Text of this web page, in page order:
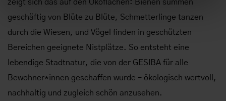
zeigt sich das auf den Ökoflächen: Bienen summen
geschäftig von Blüte zu Blüte, Schmetterlinge tanzen
durch die Wiesen, und Vögel finden in geschützten
Bereichen geeignete Nistplätze. So entsteht eine
lebendige Stadtnatur, die von der GESIBA für alle
Bewohner*innen geschaffen wurde – ökologisch wertvoll,
nachhaltig und zugleich schön anzusehen.